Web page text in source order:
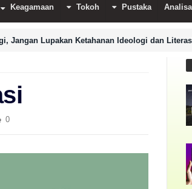
Keagamaan Tokoh Pustaka Analisa
Jangan Lupakan Ketahanan Ideologi dan
0